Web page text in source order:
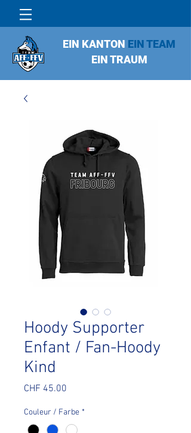
EIN KANTON EIN TEAM
EIN TRAUM
Hoody Supporter
Enfant / Fan-Hoody
Kind
CHF 45.00
Couleur / Farbe *